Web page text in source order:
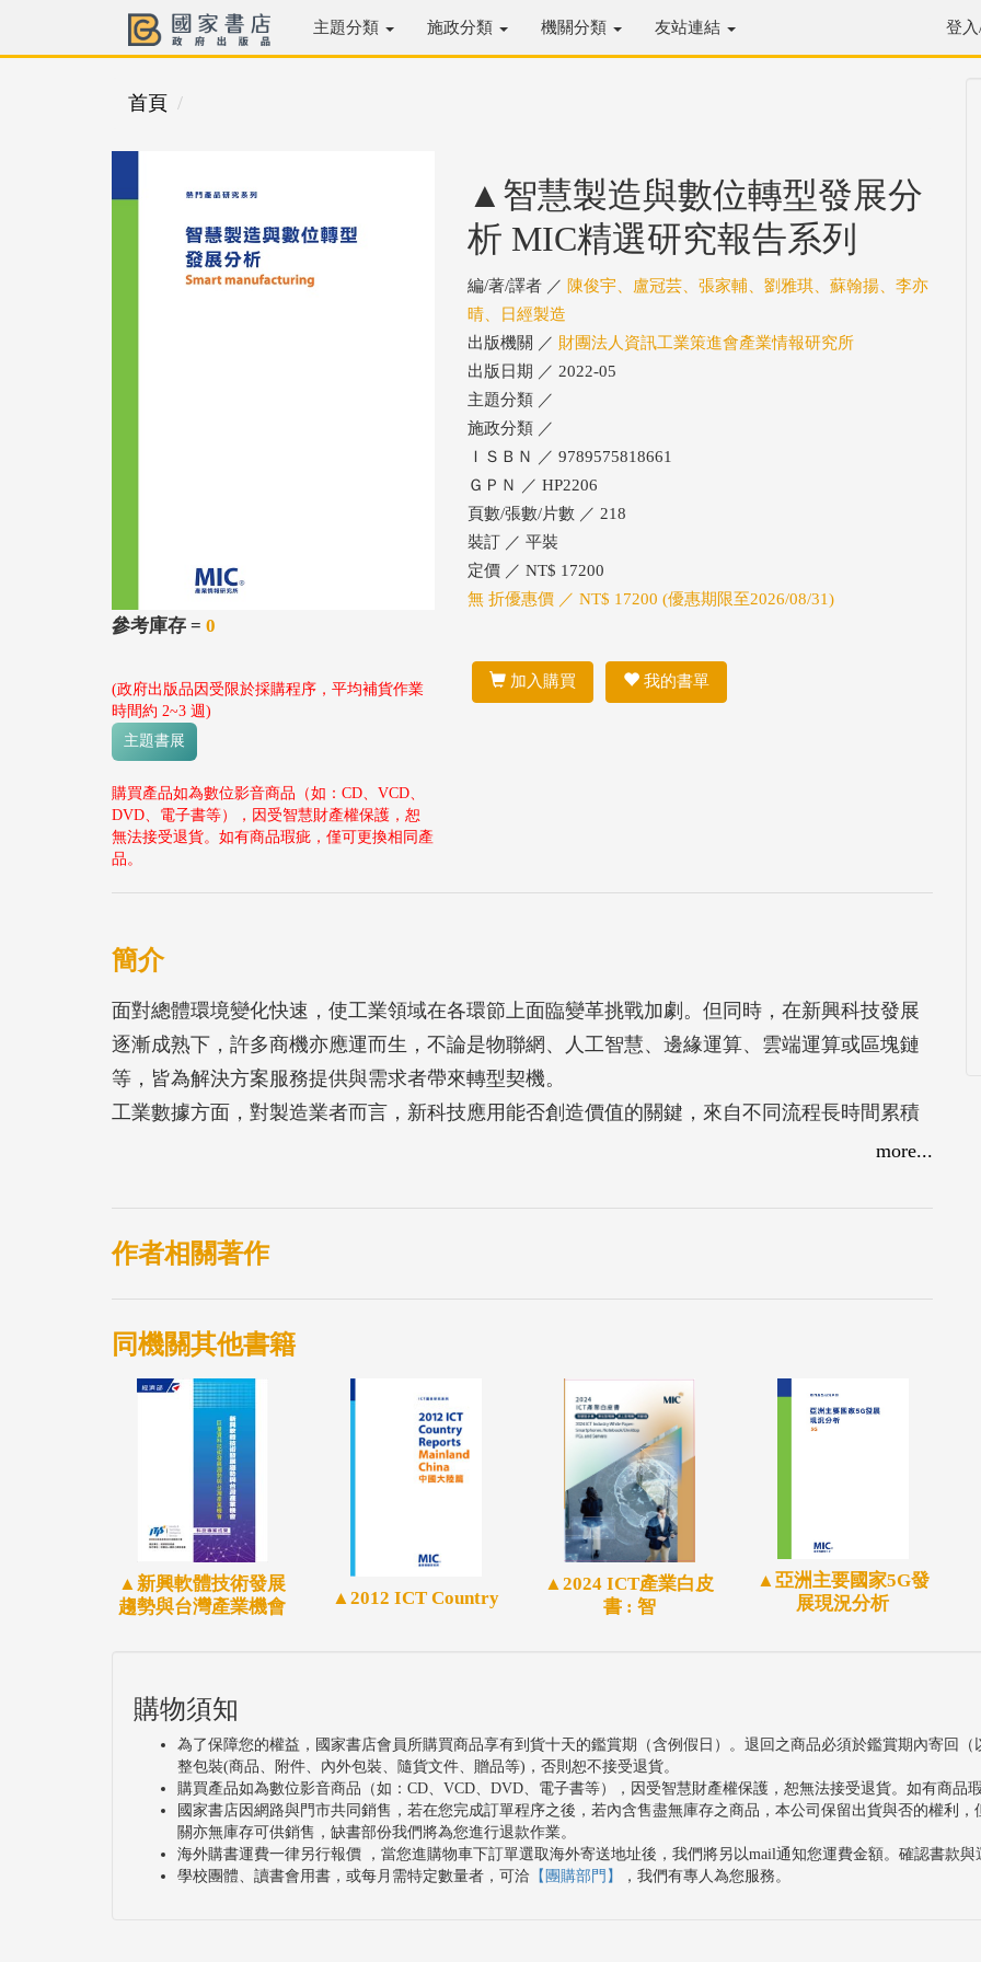
主題分類 施政分類 機關分類 友站連結 登
首頁
參考庫存 = 0
(政府出版品因受限於採購程序，平均補貨作業
時間約 2~3 週)
主題書展
購買產品如為數位影音商品（如：CD、VCD、
DVD、電子書等），因受智慧財產權保護，恕
無法接受退貨。如有商品瑕疵，僅可更換相同產
品。
▲智慧製造與數位轉型發展分
析 MIC精選研究報告系列
編/著/譯者 ／ 陳俊宇、盧冠芸、張家輔、劉雅琪、蘇翰揚、李亦
晴、日經製造
出版機關 ／ 財團法人資訊工業策進會產業情報研究所
出版日期 ／ 2022-05
主題分類 ／
施政分類 ／
ＩＳＢＮ ／ 9789575818661
ＧＰＮ ／ HP2206
頁數/張數/片數 ／ 218
裝訂 ／ 平裝
定價 ／ NT$ 17200
無 折優惠價 ／ NT$ 17200 (優惠期限至2026/08/31)
加入購買 我的書單
簡介
面對總體環境變化快速，使工業領域在各環節上面臨變革挑戰加劇。但同時，在新興科技發展
逐漸成熟下，許多商機亦應運而生，不論是物聯網、人工智慧、邊緣運算、雲端運算或區塊鏈
等，皆為解決方案服務提供與需求者帶來轉型契機。
工業數據方面，對製造業者而言，新科技應用能否創造價值的關鍵，來自不同流程長時間累積
襯墊、「皮膚」（裝載嵌入式感測器的襯墊）和機器人基座或關節處的感測器或感測模組，讓
人類與機器人得以在共享的工作空間中共同協作。其中，人類彈性高，能輕鬆應對各式突發狀
工業安全方面，以「機器取代人力」在製造業中常被認為是升級轉型之關鍵，但在特定產業，
人仍是不可或缺的重要角色，若欲有效降低成本與提高效率，兩者間之互動協作將無可避免且
愈趨頻繁。因此，國際安全法規其實也持續對此因應調整，也說明未來製造業者在導入機器人
應用時，若無持續關注相關標準與法規，除了可能對人員安全造成威脅外，亦可能導致停工等
3D視覺感測技術方面，在工業4.0浪潮下，帶動許多製造環節中自動化系統與設備的進一步發
展，其透過光學科技模擬人類的靈魂之窗，能夠滿足多樣物件與複雜環境上的辨識需求，以因
應日趨複雜的人機協作情境。此外，在人工智慧的帶動下，兩者結合之創新應用，更讓機器設
備具備了人腦的思考與判斷能力，進而能針對特定情形採取必要的決策行為。
more...
作者相關著作
同機關其他書籍
▲新興軟體技術發展
趨勢與台灣產業機會
▲2012 ICT Country
▲2024 ICT產業白皮
書 : 智
▲亞洲主要國家5G發
展現況分析
購物須知
為了保障您的權益，國家書店會員所購買商品享有到貨十天的鑑賞期（含例假日）。退回之商品必須於鑑賞期內寄回
整包裝(商品、附件、內外包裝、隨貨文件、贈品等)，否則恕不接受退貨。
購買產品如為數位影音商品（如：CD、VCD、DVD、電子書等），因受智慧財產權保護，恕無法接受退貨。如有商品
國家書店因網路與門市共同銷售，若在您完成訂單程序之後，若內含售盡無庫存之商品，本公司保留出貨與否的權利
關亦無庫存可供銷售，缺書部份我們將為您進行退款作業。
海外購書運費一律另行報價 ，當您進購物車下訂單選取海外寄送地址後，我們將另以mail通知您運費金額。確認書款
學校團體、讀書會用書，或每月需特定數量者，可洽 【團購部門】 ，我們有專人為您服務。